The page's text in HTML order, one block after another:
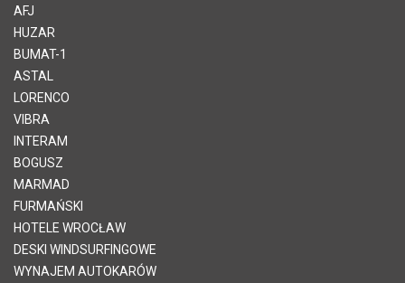
AFJ
HUZAR
BUMAT-1
ASTAL
LORENCO
VIBRA
INTERAM
BOGUSZ
MARMAD
FURMAŃSKI
HOTELE WROCŁAW
DESKI WINDSURFINGOWE
WYNAJEM AUTOKARÓW